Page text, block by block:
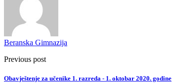
Beranska Gimnazija
Previous post
Obavještenje za učenike 1. razreda - 1. oktobar 2020. godine